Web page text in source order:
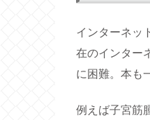
インターネッ
在のインター
に困難。本も
例えば子宮筋